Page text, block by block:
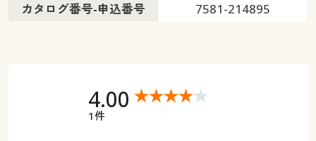
カタログ番号-申込番号
7581-214895
4.00
1件